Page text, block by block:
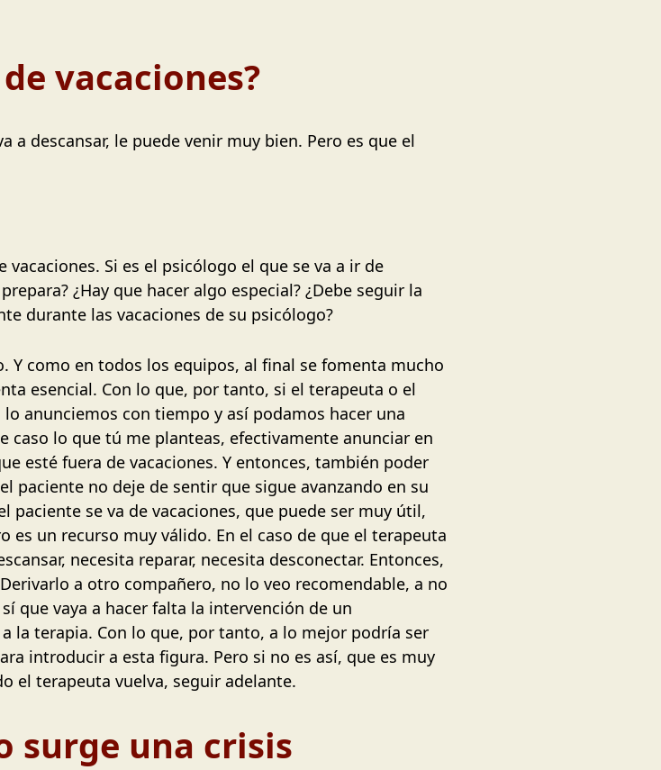
vacaciones?
a descansar, le puede venir muy bien. Pero es que el
Si es el psicólogo el que se va a ir de
¿Hay que hacer algo especial? ¿Debe seguir la
durante las vacaciones de su psicólogo?
Y como en todos los equipos, al final se fomenta mucho
esencial. Con lo que, por tanto, si el terapeuta o el
anunciemos con tiempo y así podamos hacer una
caso lo que tú me planteas, efectivamente anunciar en
esté fuera de vacaciones. Y entonces, también poder
no deje de sentir que sigue avanzando en su
se va de vacaciones, que puede ser muy útil,
un recurso muy válido. En el caso de que el terapeuta
necesita reparar, necesita desconectar. Entonces,
a otro compañero, no lo veo recomendable, a no
que vaya a hacer falta la intervención de un
la terapia. Con lo que, por tanto, a lo mejor podría ser
introducir a esta figura. Pero si no es así, que es muy
el terapeuta vuelva, seguir adelante.
surge una crisis